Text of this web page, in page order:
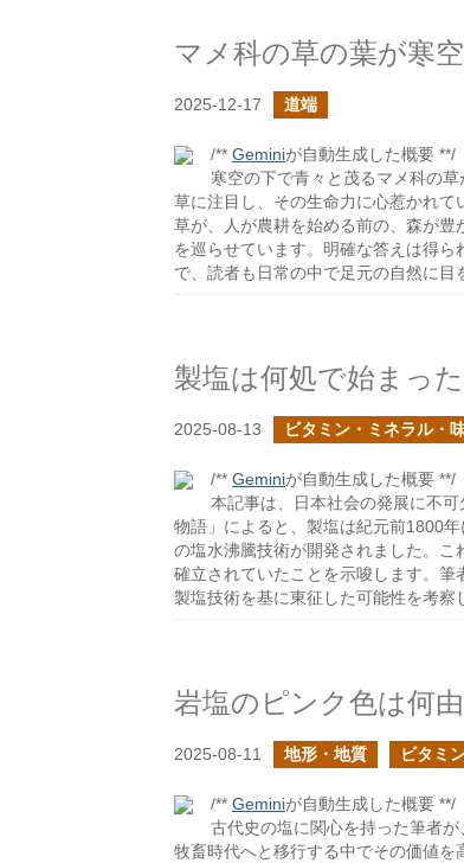
マメ科の草の葉が寒
2025-12-17 道端
/** Geminiが自動生成した概要 **/
寒空の下で青々と茂るマメ科の
草に注目し、その生命力に心惹かれ
草が、人が農耕を始める前の、森が
を巡らせています。明確な答えは得
で、読者も日常の中で足元の自然に目
製塩は何処で始まった
2025-08-13 ビタミン・ミネラル・
/** Geminiが自動生成した概要 **/
本記事は、日本社会の発展に不
物語」によると、製塩は紀元前1800
の塩水沸騰技術が開発されました。
確立されていたことを示唆します。
製塩技術を基に東征した可能性を考察
岩塩のピンク色は何由
2025-08-11 地形・地質 ビタミ
/** Geminiが自動生成した概要 **/
古代史の塩に関心を持った筆者
牧畜時代へと移行する中でその価値